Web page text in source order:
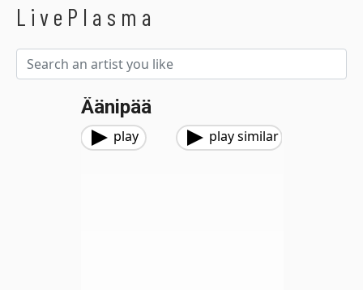
LivePlasma
Äänipää
play play similar